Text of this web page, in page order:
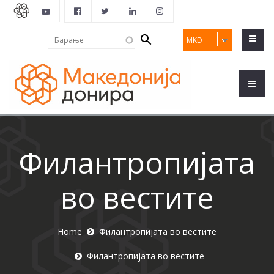
MKD
Search
form
Филантропијата
во вестите
Home Филантропијата во вестите
Филантропијата во вестите